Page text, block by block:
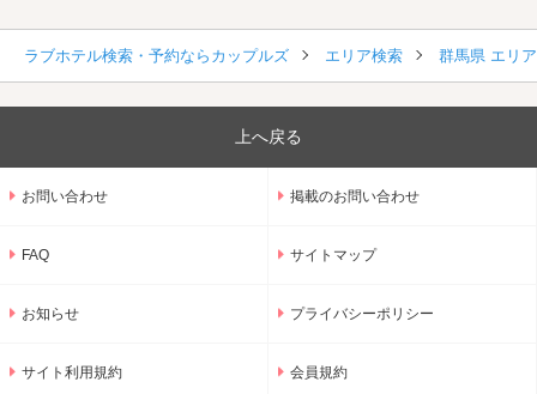
ラブホテル検索・予約ならカップルズ エリア検索 群馬県 エリ
上へ戻る
お問い合わせ 掲載のお問い合わせ
FAQ サイトマップ
お知らせ プライバシーポリシー
サイト利用規約 会員規約